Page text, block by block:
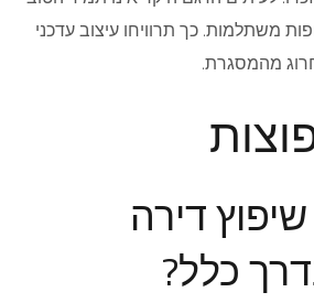
משתלמות. כך תרוויחו עיצוב עדכני
מהמסגרת.
דירה
כלל?